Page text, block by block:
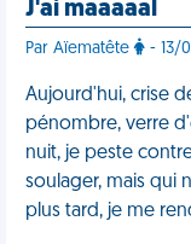
J'ai maaaaal
Par Aïematête - 13/
Aujourd'hui, crise
pénombre, verre
nuit, je peste
soulager, mais qui
plus tard, je me